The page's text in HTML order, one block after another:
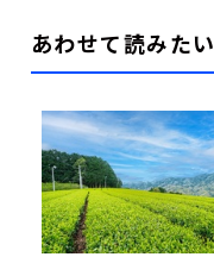
あわせて読みたい